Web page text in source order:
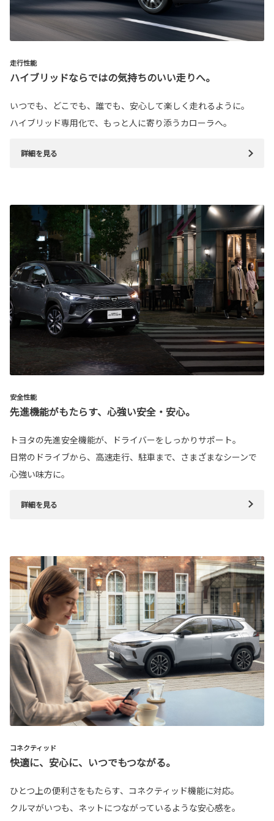
走行性能
ハイブリッドならではの気持ちのいい走りへ。
いつでも、どこでも、誰でも、安心して楽しく走れるように。
ハイブリッド専用化で、もっと人に寄り添うカローラへ。
詳細を見る
安全性能
先進機能がもたらす、心強い安全・安心。
トヨタの先進安全機能が、ドライバーをしっかりサポート。
日常のドライブから、高速走行、駐車まで、さまざまなシーンで
心強い味方に。
詳細を見る
コネクティッド
快適に、安心に、いつでもつながる。
ひとつ上の便利さをもたらす、コネクティッド機能に対応。
クルマがいつも、ネットにつながっているような安心感を。